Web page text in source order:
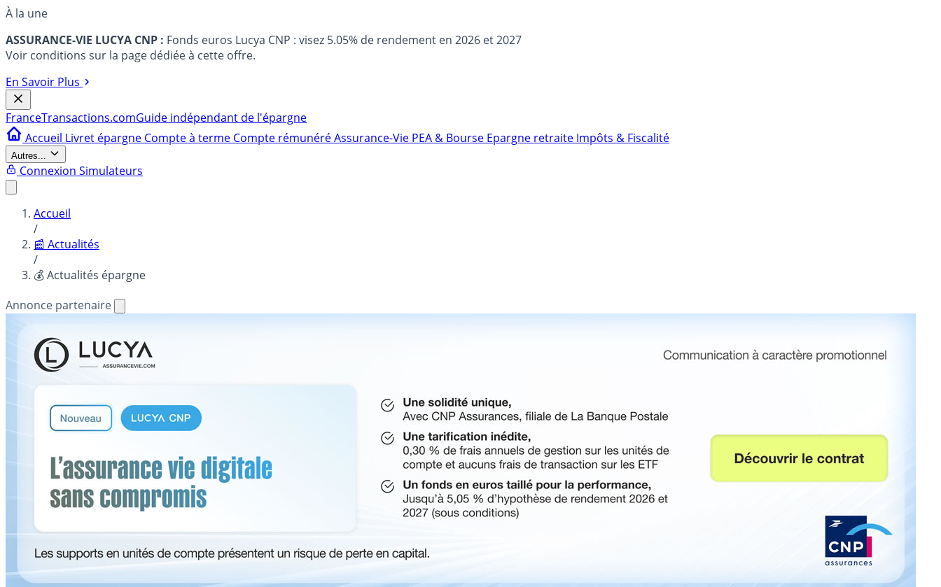
À la une
ASSURANCE-VIE LUCYA CNP : Fonds euros Lucya CNP : visez 5.05% de rendement en 2026 et 2027
Voir conditions sur la page dédiée à cette offre.
En Savoir Plus
FranceTransactions.comGuide indépendant de l'épargne
Accueil Livret épargne Compte à terme Compte rémunéréAssurance-Vie PEA & Bourse Epargne retraite Impôts & Fiscalité
Autres...
Connexion Simulateurs
Accueil
/
📰 Actualités
/
💰 Actualités épargne
Annonce partenaire